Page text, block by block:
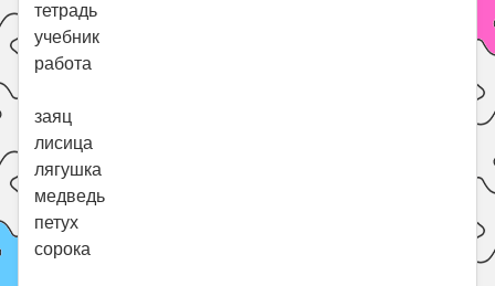
тетрадь
учебник
работа
заяц
лисица
лягушка
медведь
петух
сорока